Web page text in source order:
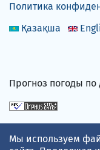
Политика
Қазақша
Прогноз погоды
Принимаем карты
Мы используем